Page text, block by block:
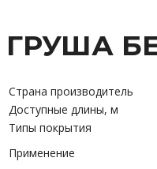
ГРУША
Страна производитель
Доступные длины, м
Типы покрытия
Применение